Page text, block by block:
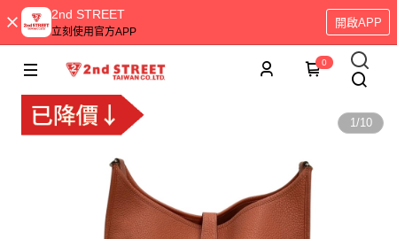
2nd STREET
立刻使用官方APP
開啟APP
0
1/10